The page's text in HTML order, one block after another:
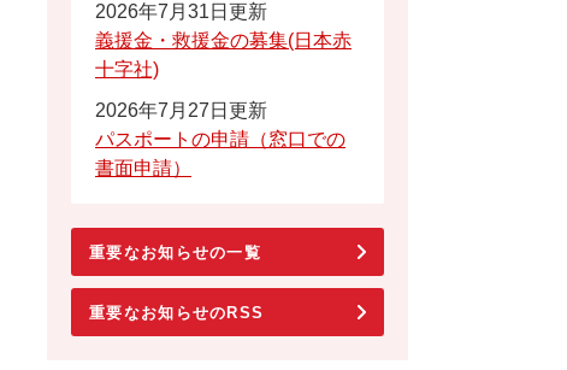
2026年7月31日更新
義援金・救援金の募集(日本赤
十字社)
2026年7月27日更新
パスポートの申請（窓口での
書面申請）
重要なお知らせの一覧
重要なお知らせのRSS